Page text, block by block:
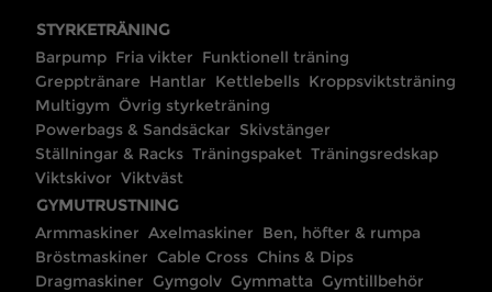
STYRKETRÄNING
Barpump Fria vikter Funktionell träning
Grepptränare Hantlar Kettlebells Kroppsviktsträning
Multigym Övrig styrketräning
Powerbags & Sandsäckar Skivstänger
Ställningar & Racks Träningspaket Träningsredskap
Viktskivor Viktväst
GYMUTRUSTNING
Armmaskiner Axelmaskiner Ben, höfter & rumpa
Bröstmaskiner Cable Cross Chins & Dips
Dragmaskiner Gymgolv Gymmatta Gymtillbehör